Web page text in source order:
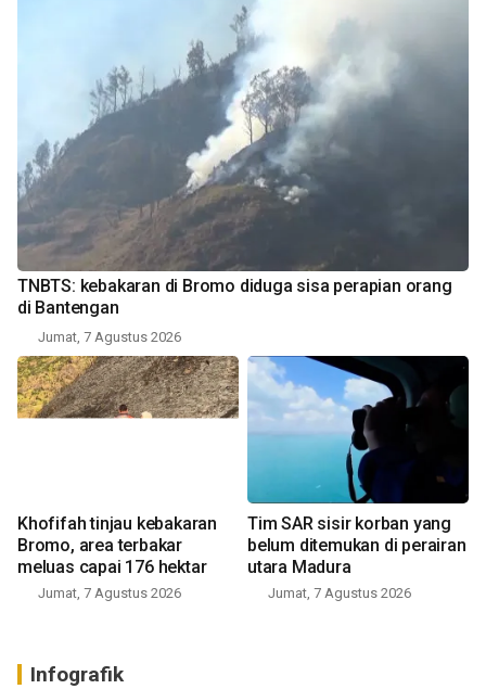
TNBTS: kebakaran di Bromo diduga sisa perapian orang
di Bantengan
Jumat, 7 Agustus 2026
Khofifah tinjau kebakaran
Bromo, area terbakar
meluas capai 176 hektar
Jumat, 7 Agustus 2026
Tim SAR sisir korban yang
belum ditemukan di perairan
utara Madura
Jumat, 7 Agustus 2026
Infografik